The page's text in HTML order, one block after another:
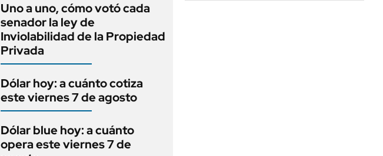
Uno a uno, cómo votó cada
senador la ley de
Inviolabilidad de la Propiedad
Privada
Dólar hoy: a cuánto cotiza
este viernes 7 de agosto
Dólar blue hoy: a cuánto
opera este viernes 7 de